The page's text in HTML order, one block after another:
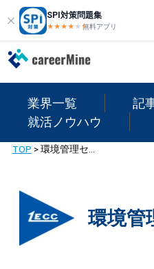
SPI対策問題集
★★★★ ★★
無料アプリ
業界一覧
記
就活ノウハウ
TOP >
環境管